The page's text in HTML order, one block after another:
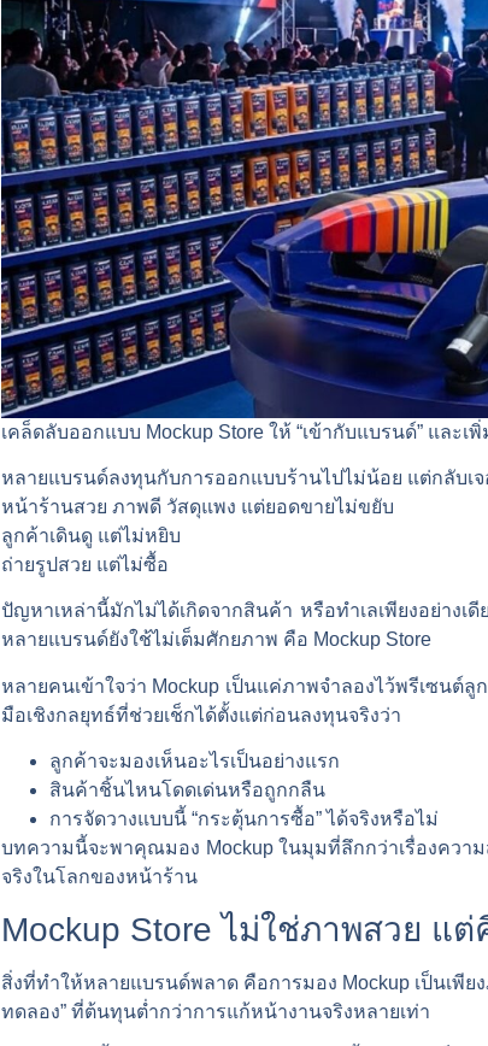
เคล็ดลับออกแบบ Mockup Store ให้ “เข้ากับแบรนด์” และเ
หลายแบรนด์ลงทุนกับการออกแบบร้านไปไม่น้อย แต่กลับเ
หน้าร้านสวย ภาพดี วัสดุแพง แต่ยอดขายไม่ขยับ
ลูกค้าเดินดู แต่ไม่หยิบ
ถ่ายรูปสวย แต่ไม่ซื้อ
ปัญหาเหล่านี้มักไม่ได้เกิดจากสินค้า หรือทำเลเพียงอย่าง
หลายแบรนด์ยังใช้ไม่เต็มศักยภาพ คือ Mockup Store
หลายคนเข้าใจว่า Mockup เป็นแค่ภาพจำลองไว้พรีเซนต์
มือเชิงกลยุทธ์ที่ช่วยเช็กได้ตั้งแต่ก่อนลงทุนจริงว่า
ลูกค้าจะมองเห็นอะไรเป็นอย่างแรก
สินค้าชิ้นไหนโดดเด่นหรือถูกกลืน
การจัดวางแบบนี้ “กระตุ้นการซื้อ” ได้จริงหรือไม่
บทความนี้จะพาคุณมอง Mockup ในมุมที่ลึกกว่าเรื่องความ
จริงในโลกของหน้าร้าน
Mockup Store ไม่ใช่ภาพสวย แ
สิ่งที่ทำให้หลายแบรนด์พลาด คือการมอง Mockup เป็นเพี
ทดลอง” ที่ต้นทุนต่ำกว่าการแก้หน้างานจริงหลายเท่า